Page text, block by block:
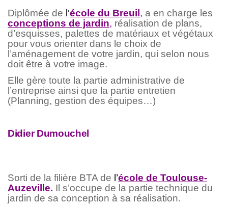
Diplômée de ‘école du Breuil , a en charge les
conceptions de jardin, réalisation de plans,
d’esquisses, palettes de matériaux et végétaux
pour vous orienter dans le choix de
l’aménagement de votre jardin, qui selon nous
doit être à votre image.
Elle gère toute la partie administrative de
l’entreprise ainsi que la partie entretien
(Planning, gestion des équipes…)
Didier Dumouchel
Sorti de la filière BTA de l’école de Toulouse-
Auzeville. Il s’occupe de la partie technique du
jardin de sa conception à sa réalisation.